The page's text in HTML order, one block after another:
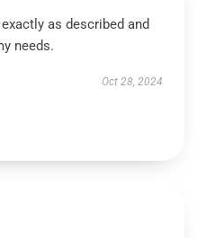
as described and
needs.
Oct 28, 2024